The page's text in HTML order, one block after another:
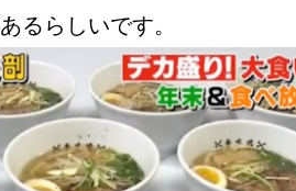
るらしいです。